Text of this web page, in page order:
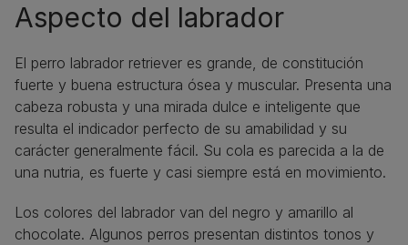
Aspecto del labrador
El perro labrador retriever es grande, de constitución
fuerte y buena estructura ósea y muscular. Presenta una
cabeza robusta y una mirada dulce e inteligente que
resulta el indicador perfecto de su amabilidad y su
carácter generalmente fácil. Su cola es parecida a la de
una nutria, es fuerte y casi siempre está en movimiento.
Los colores del labrador van del negro y amarillo al
chocolate. Algunos perros presentan distintos tonos y